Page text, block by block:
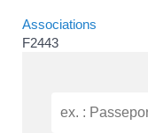
Associations
F2443